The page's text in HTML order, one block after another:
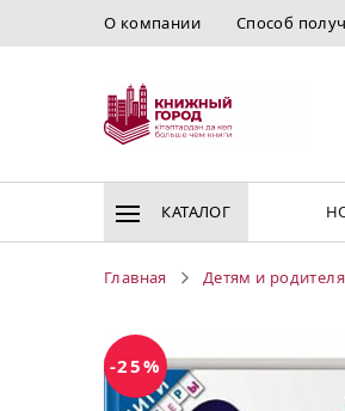
О компании Способ
КАТАЛОГ
Главная Детям и
-25%